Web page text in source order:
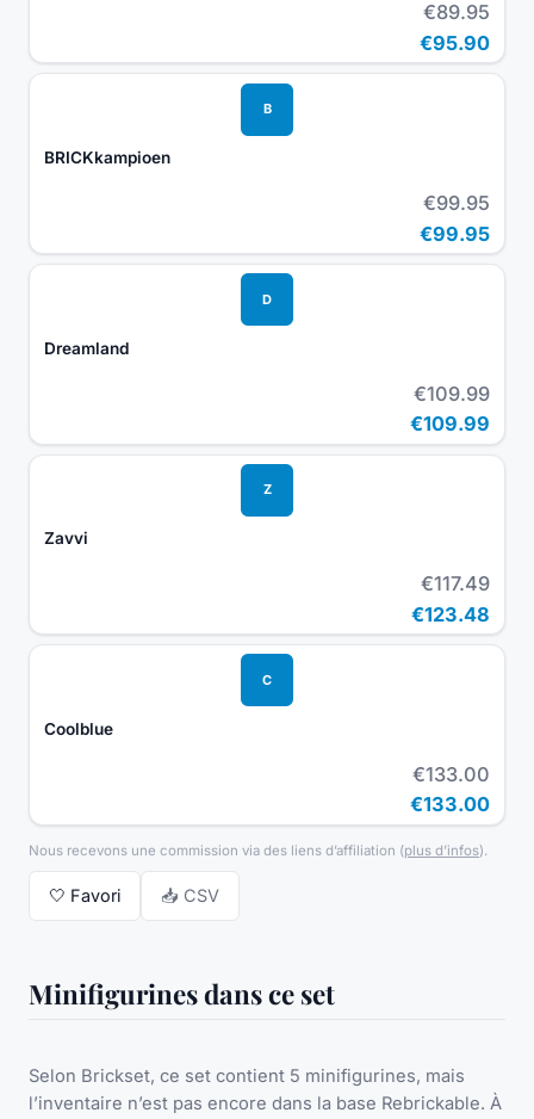
€89.95
€95.90
B
BRICKkampioen
€99.95
€99.95
D
Dreamland
€109.99
€109.99
Z
Zavvi
€117.49
€123.48
C
Coolblue
€133.00
€133.00
Nous recevons une commission via des liens d’affiliation (plus d’infos).
🤍 Favori 📥 CSV
Minifigurines dans ce set
Selon Brickset, ce set contient 5 minifigurines, mais
l’inventaire n’est pas encore dans la base Rebrickable. À